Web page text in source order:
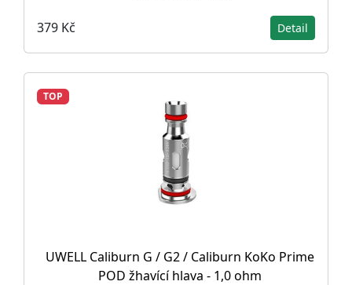
379 Kč Detail
TOP
UWELL Caliburn G / G2 / Caliburn KoKo Prime
POD žhavící hlava - 1,0 ohm